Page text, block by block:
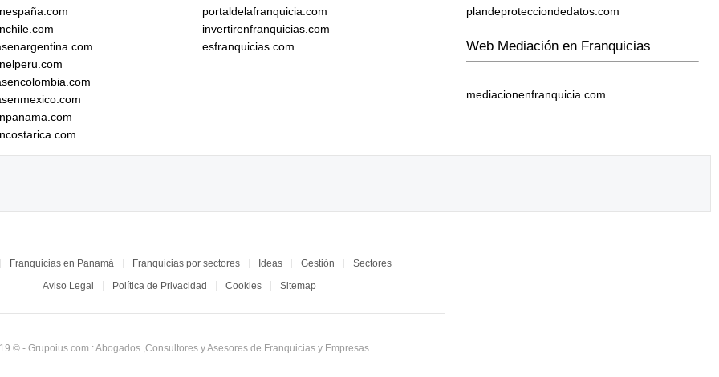
portaldelafranquicia.com
invertirenfranquicias.com
esfranquicias.com
plandeprotecciondedatos.com
Web Mediación en Franquicias
mediacionenfranquicia.com
Franquicias en Panamá Franquicias por sectores Ideas Gestión
Sectores
Aviso Legal
Política de Privacidad Cookies Sitemap
© - Grupoius.com : Abogados ,Consultores y Asesores de Franquicias y Empresas.